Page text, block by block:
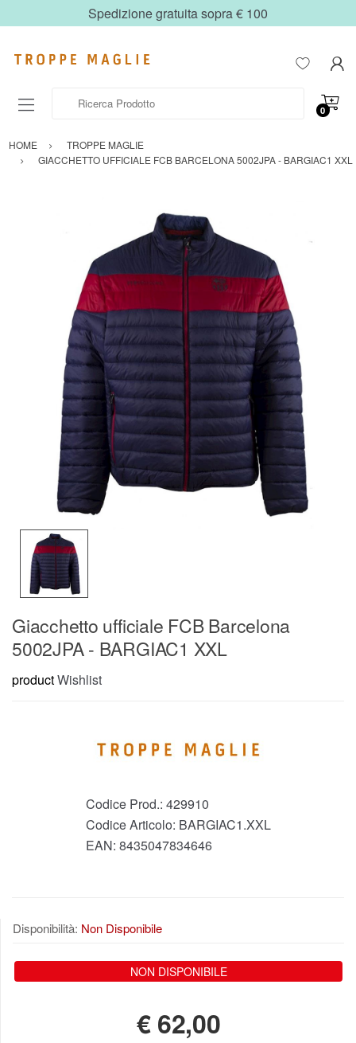
Spedizione gratuita sopra € 100
0
HOME
TROPPE MAGLIE
GIACCHETTO UFFICIALE FCB BARCELONA 5002JPA - BARGIAC1 XXL
Giacchetto ufficiale FCB Barcelona
5002JPA - BARGIAC1 XXL
productWishlist
Codice Prod.: 429910
Codice Articolo: BARGIAC1.XXL
EAN: 8435047834646
Disponibilità: Non Disponibile
NON DISPONIBILE
€62,00